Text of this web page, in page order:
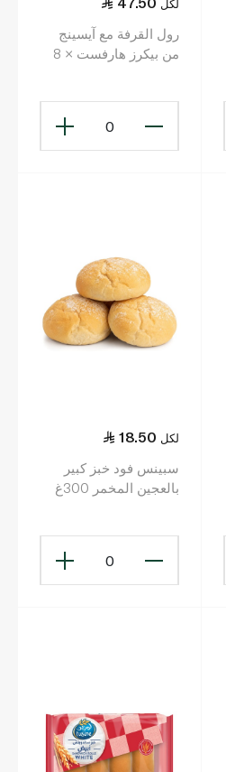
لكل
رول القرفة مع آيسينج
من بيكرز هارفست × 8
0
18.50 لكل
سبينس فود خبز كبير
بالعجين المخمر 300غ
0